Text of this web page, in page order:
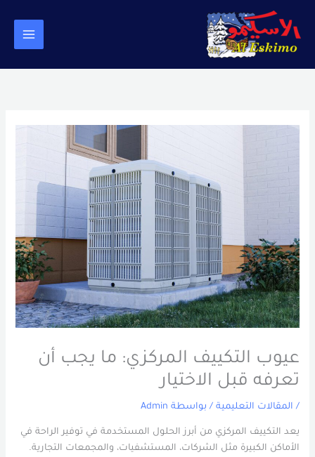
المحتوى
عيوب التكييف المركزي: ما يجب أن
تعرفه قبل الاختيار
/ المقالات التعليمية / بواسطة Admin
يعد التكييف المركزي من أبرز الحلول المستخدمة في توفير الراحة في
الأماكن الكبيرة مثل الشركات، المستشفيات، والمجمعات التجارية.